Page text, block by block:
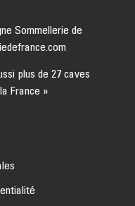
Sommellerie de
plus de 27 caves
France »